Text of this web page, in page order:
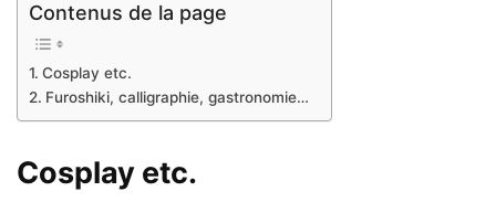
Contenus de la page
Cosplay etc.
Furoshiki, calligraphie, gastronomie…
Cosplay etc.